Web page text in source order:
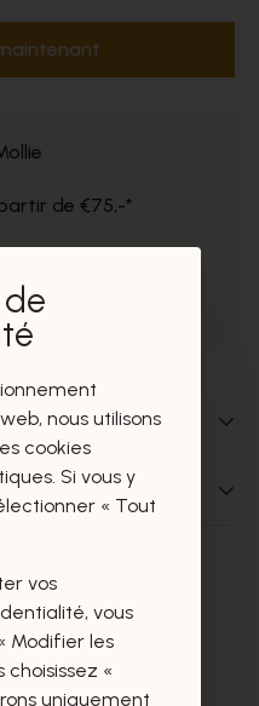
de €75,-*
nos magasins
intéresseront
aussi.
nous utilisons
cookies
Si vous y
« Tout
vos
vous
Modifier les
choisissez «
uniquement